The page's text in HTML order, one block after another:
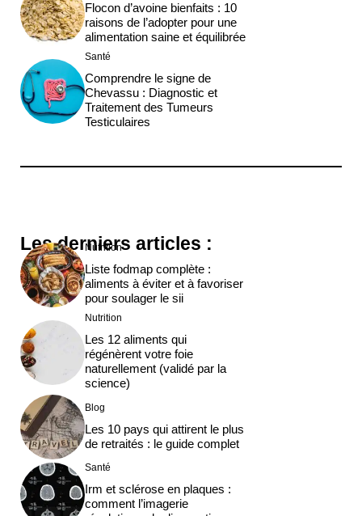
Flocon d’avoine bienfaits : 10
raisons de l’adopter pour une
alimentation saine et équilibrée
Santé
Comprendre le signe de
Chevassu : Diagnostic et
Traitement des Tumeurs
Testiculaires
Les derniers articles :
Nutrition
Liste fodmap complète :
aliments à éviter et à favoriser
pour soulager le sii
Nutrition
Les 12 aliments qui
régénèrent votre foie
naturellement (validé par la
science)
Blog
Les 10 pays qui attirent le plus
de retraités : le guide complet
Santé
Irm et sclérose en plaques :
comment l’imagerie